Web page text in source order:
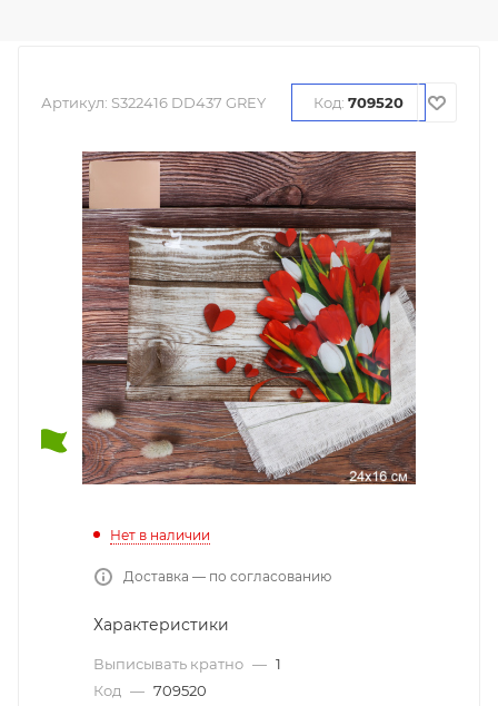
Артикул: S322416 DD437 GREY Код: 709520
Нет в наличии
Доставка — по согласованию
Характеристики
Выписывать кратно — 1
Код — 709520